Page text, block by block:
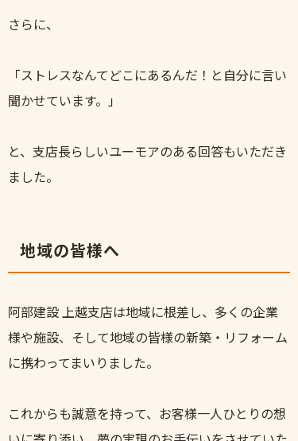
さらに、
「ストレスなんてどこにあるんだ！と自分に言い
聞かせています。」
と、支店長らしいユーモアのある回答もいただき
ました。
地域の皆様へ
阿部建設 上越支店は地域に根差し、多くの企業
様や施設、そして地域の皆様の新築・リフォーム
に携わってまいりました。
これからも誠意を持って、お客様一人ひとりの想